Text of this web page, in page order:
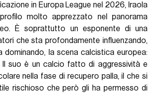
in Europa League nel 2026, Iraola
molto apprezzato nel panorama
È soprattutto un esponente di una
che sta profondamente influenzando,
dominando, la scena calcistica europea:
Il suo è un calcio fatto di aggressività e
nella fase di recupero palla, il che si
rischioso che però gli ha permesso di